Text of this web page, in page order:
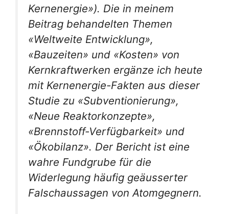
Kernenergie»). Die in meinem
Beitrag behandelten Themen
«Weltweite Entwicklung»,
«Bauzeiten» und «Kosten» von
Kernkraftwerken ergänze ich heute
mit Kernenergie-Fakten aus dieser
Studie zu «Subventionierung»,
«Neue Reaktorkonzepte»,
«Brennstoff-Verfügbarkeit» und
«Ökobilanz». Der Bericht ist eine
wahre Fundgrube für die
Widerlegung häufig geäusserter
Falschaussagen von Atomgegnern.